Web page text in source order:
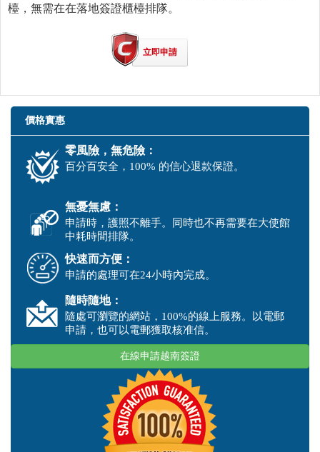
檯，無需在在落地簽證櫃檯排隊。
立即申請
價格實惠
零風險，無危險：
百分百安全，100% 的信心退款保證。
無憂無慮：
申請時，護照不離手。同時也不再需要在大使館
中耗時間排隊。
快速而方便：
申請的處理可在24小時內完成。
隨時隨地：
隨處可瀏覽的網站，100%的線上服務。以電郵
申請，也可以電郵獲取核准信。
在線申請越南簽證